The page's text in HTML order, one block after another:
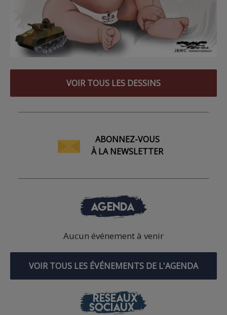
VOIR TOUS LES DESSINS
ABONNEZ-VOUS
À LA NEWSLETTER
AGENDA
Aucun événement à venir
VOIR TOUS LES ÉVÉNEMENTS DE L'AGENDA
RÉSEAUX
SOCIAUX